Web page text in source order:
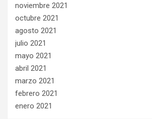
noviembre 2021
octubre 2021
agosto 2021
julio 2021
mayo 2021
abril 2021
marzo 2021
febrero 2021
enero 2021